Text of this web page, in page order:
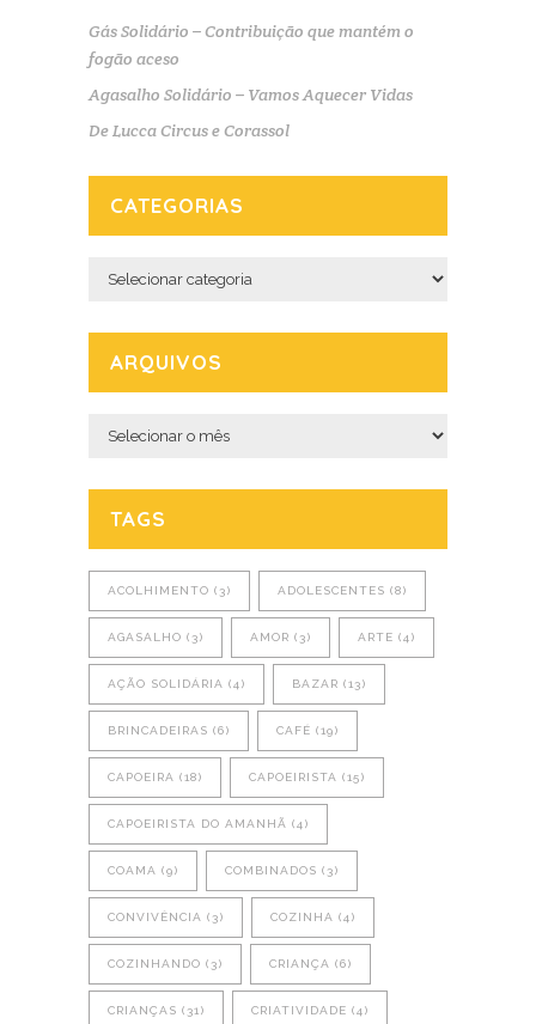
Gás Solidário – Contribuição que mantém o
fogão aceso
Agasalho Solidário – Vamos Aquecer Vidas
De Lucca Circus e Corassol
CATEGORIAS
Categorias
ARQUIVOS
Arquivos
TAGS
ACOLHIMENTO (3) ADOLESCENTES (8)
AGASALHO (3) AMOR (3) ARTE (4)
AÇÃO SOLIDÁRIA (4) BAZAR (13)
BRINCADEIRAS (6) CAFÉ (19)
CAPOEIRA (18) CAPOEIRISTA (15)
CAPOEIRISTA DO AMANHÃ (4)
COAMA (9) COMBINADOS (3)
CONVIVÊNCIA (3) COZINHA (4)
COZINHANDO (3) CRIANÇA (6)
CRIANÇAS (31) CRIATIVIDADE (4)